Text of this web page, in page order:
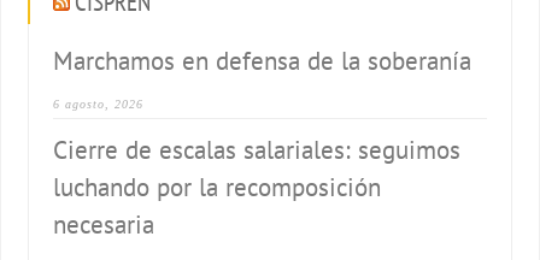
Marchamos en defensa de la soberanía
6 agosto, 2026
Cierre de escalas salariales: seguimos
luchando por la recomposición
necesaria